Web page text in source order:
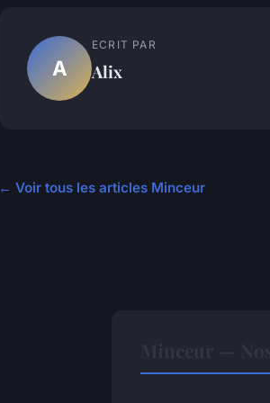
A
ECRIT PAR
Alix
← Voir tous les articles Minceur